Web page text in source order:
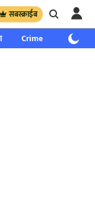
सबस्क्राईब
Crime साप्ताहिक